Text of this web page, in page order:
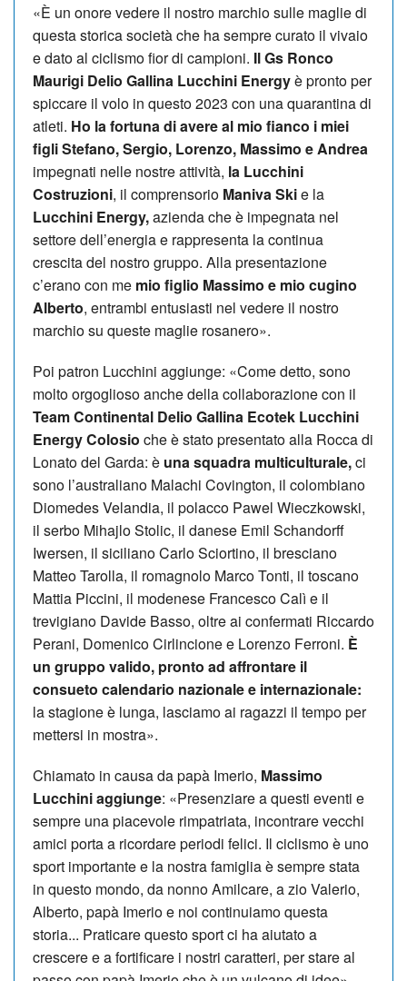
«È un onore vedere il nostro marchio sulle maglie di
questa storica società che ha sempre curato il vivaio
e dato al ciclismo fior di campioni. Il Gs Ronco
Maurigi Delio Gallina Lucchini Energyè pronto per
spiccare il volo in questo 2023 con una quarantina di
atleti. Ho la fortuna di avere al mio fianco i miei
figli Stefano, Sergio, Lorenzo, Mas­simo e Andrea
impegnati nelle no­stre attività, la Lucchini
Costruzioni, il comprensorio Maniva Skie la
Lucchini Energy,azienda che è impegnata nel
settore dell’energia e rappresenta la continua
crescita del nostro gruppo. Alla presentazione
c’erano con me mio figlio Massimo e mio cugino
Alberto, entrambi entusiasti nel vedere il nostro
marchio su queste maglie rosanero».
Poi patron Lucchini aggiunge: «Come detto, sono
molto orgoglioso anche del­la collaborazione con il
Team Con­tinental Delio Gallina Ecotek Lucchini
Energy Colosio che è stato presentato alla Rocca di
Lonato del Garda: è una squadra multiculturale,ci
sono l’australiano Malachi Covington, il colombiano
Diomedes Velandia, il po­lacco Pawel Wieczkowski,
il serbo Mi­haj­lo Stolic, il danese Emil Schandorff
Iwer­sen, il siciliano Carlo Sciortino, il bresciano
Matteo Tarolla, il romagnolo Marco Tonti, il toscano
Mattia Piccini, il modenese Francesco Calì e il
trevigiano Davide Basso, oltre ai confermati Riccardo
Perani, Do­me­nico Cir­lin­cio­ne e Lorenzo Ferroni. È
un gruppo valido, pronto ad affrontare il
consueto calendario nazionale e in­ternazionale:
la stagione è lunga, lasciamo ai ragazzi il tempo per
mettersi in mostra».
Chiamato in causa da papà Imerio, Mas­simo
Lucchini aggiunge: «Presen­zia­re a questi eventi e
sempre una piacevole rimpatriata, incontrare vecchi
amici porta a ricordare periodi felici. Il ciclismo è uno
sport importante e la no­stra famiglia è sempre stata
in questo mondo, da nonno Amilcare, a zio Va­lerio,
Alberto, papà Imerio e noi continuiamo questa
storia... Praticare questo sport ci ha aiutato a
crescere e a fortificare i nostri caratteri, per stare al